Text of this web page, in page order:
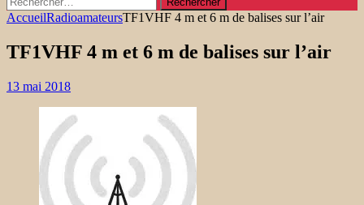
AccueilRadioamateursTF1VHF 4 m et 6 m de balises sur l’air
TF1VHF 4 m et 6 m de balises sur l’air
13 mai 2018